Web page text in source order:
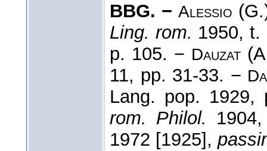
BBG. − Alessio
Ling. rom. 1950,
p. 105. − Dauzat
11, pp. 31-33. −
Lang. pop.
rom. Philol.
1972 [1925],